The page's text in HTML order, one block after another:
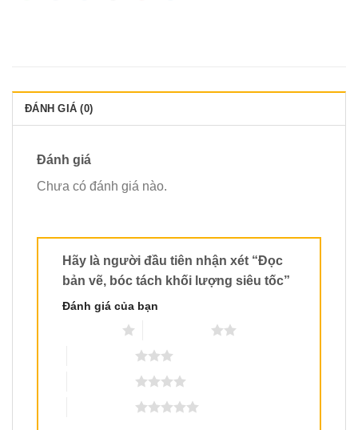
ĐÁNH GIÁ (0)
Đánh giá
Chưa có đánh giá nào.
Hãy là người đầu tiên nhận xét “Đọc
bản vẽ, bóc tách khối lượng siêu tốc”
Đánh giá của bạn